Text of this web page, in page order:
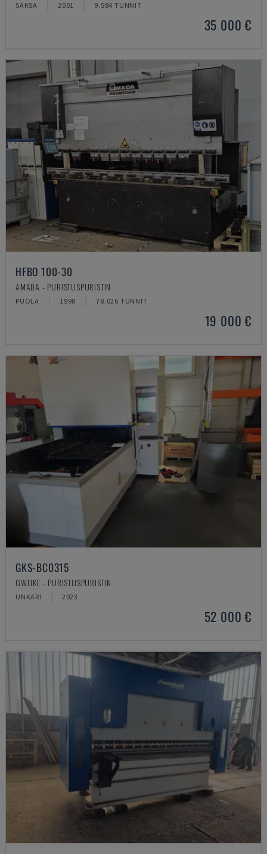
SAKSA 2001 9.584 TUNNIT
35 000 €
HFBO 100-30
AMADA - PURISTUSPURISTIN
PUOLA 1998 78.026 TUNNIT
19 000 €
GKS-BC0315
GWEIKE - PURISTUSPURISTIN
UNKARI 2023
52 000 €